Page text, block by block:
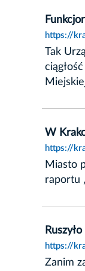
https://
Tak
W
https://
Miasto
raportu
https://
Zanim